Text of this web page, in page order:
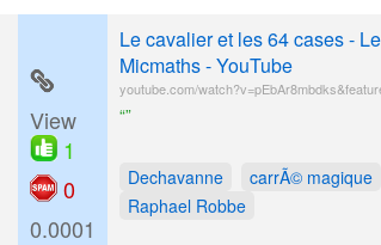
View
1
0
0.0001
Le cavalier et les 64 cases -
Micmaths - YouTube
youtube.com/
“”
Dechavanne carrÃ© magique
Raphael Robbe